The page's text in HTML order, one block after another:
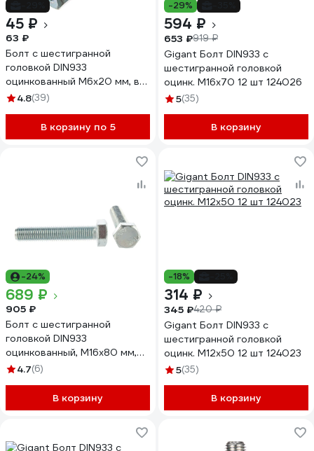
45 ₽
63 ₽
Болт с шестигранной
головкой DIN933
оцинкованный М6x20 мм, в
комплекте с гайкой и
4.8(39)
В корзину по 5
-29%
594 ₽
653 ₽919 ₽
Gigant Болт DIN933 с
шестигранной головкой
оцинк. М16x70 12 шт 124026
5(35)
В корзину
-24%
689 ₽
905 ₽
Болт с шестигранной
головкой DIN933
оцинкованный, М16x80 мм,
10 шт в коробке с окном
4.7(6)
В корзину
-18%
314 ₽
345 ₽420 ₽
Gigant Болт DIN933 с
шестигранной головкой
оцинк. М12x50 12 шт 124023
5(35)
В корзину